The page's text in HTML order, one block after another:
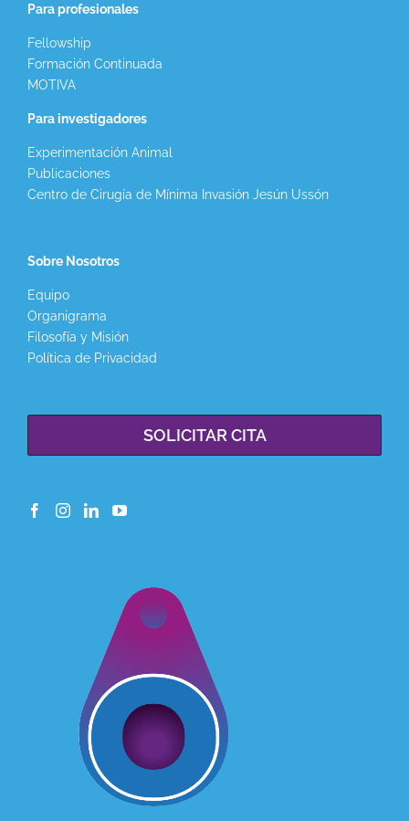
Para profesionales
Fellowship
Formación Continuada
MOTIVA
Para investigadores
Experimentación Animal
Publicaciones
Centro de Cirugía de Mínima Invasión Jesún Ussón
Sobre Nosotros
Equipo
Organigrama
Filosofía y Misión
Política de Privacidad
SOLICITAR CITA